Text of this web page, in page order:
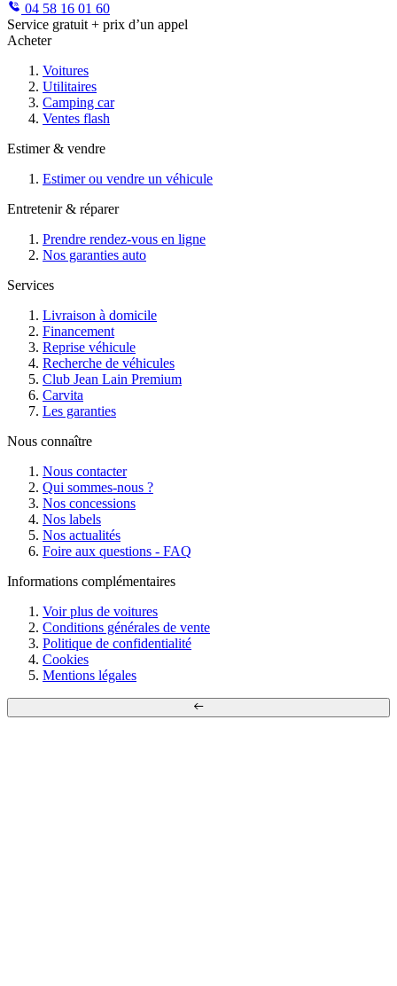
04 58 16 01 60
Service gratuit + prix d’un appel
Acheter
Voitures
Utilitaires
Camping car
Ventes flash
Estimer & vendre
Estimer ou vendre un véhicule
Entretenir & réparer
Prendre rendez-vous en ligne
Nos garanties auto
Services
Livraison à domicile
Financement
Reprise véhicule
Recherche de véhicules
Club Jean Lain Premium
Carvita
Les garanties
Nous connaître
Nous contacter
Qui sommes-nous ?
Nos concessions
Nos labels
Nos actualités
Foire aux questions - FAQ
Informations complémentaires
Voir plus de voitures
Conditions générales de vente
Politique de confidentialité
Cookies
Mentions légales